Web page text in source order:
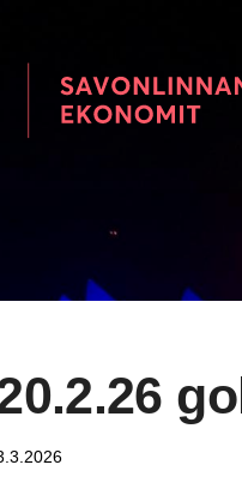
Ekonomit